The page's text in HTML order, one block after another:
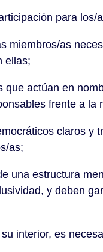
para los/
miembros/as
ellas;
actúan en
frente a la
claros y
as;
una estructura
y deben
interior, es